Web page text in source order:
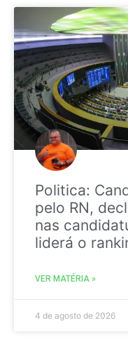
Politica:
pelo RN,
nas
liderá o
VER MATÉRIA »
4 de agosto de 2026